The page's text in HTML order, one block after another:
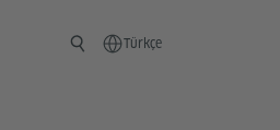
Türkçe